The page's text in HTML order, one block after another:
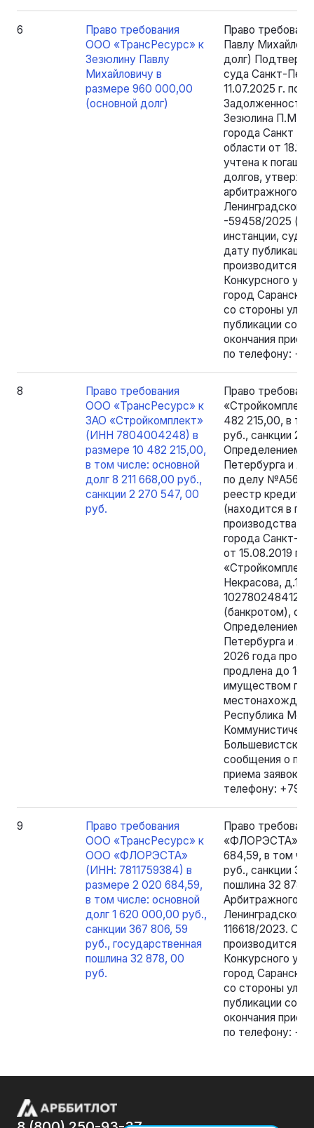
6
Право требования
ООО «ТрансРесурс» к
Зезюлину Павлу
Михайловичу в
размере 960 000,00
(основной долг)
Право
Павлу
долг)
суда Санкт-
11.07.2025 г. по
Задолженность
Зезюлина П.М.
города Санкт -
области от
учтена к
долгов,
арбитражного
Ленинградской
-59458/2025
инстанции,
дату
производится
Конкурсного
город Саранск,
со стороны ул.
публикации
окончания
по телефону:
8
Право требования
ООО «ТрансРесурс» к
ЗАО «Стройкомплект»
(ИНН 7804004248) в
размере 10 482 215,00,
в том числе: основной
долг 8 211 668,00 руб.,
санкции 2 270 547, 00
руб.
Право
482 215,00, в
руб., санкции 2
Определением
Петербурга и
по делу №А56-
реестр
(находится в
производства).
города Санкт-
от 15.08.2019
Некрасова,
1027802484126)
(банкротом),
Определением
Петербурга и
2026 года
продлена до 16
имуществом
Республика
сообщения о
приема заявок
телефону:
9
Право требования
ООО «ТрансРесурс» к
ООО «ФЛОРЭСТА»
(ИНН: 7811759384) в
размере 2 020 684,59,
в том числе: основной
долг 1 620 000,00 руб.,
санкции 367 806, 59
руб., государственная
пошлина 32 878, 00
руб.
Право
«ФЛОРЭСТА»
684,59, в том
руб., санкции
пошлина 32
Арбитражного
Ленинградской
116618/2023.
производится
Конкурсного
город Саранск,
со стороны ул.
публикации
окончания
по телефону: